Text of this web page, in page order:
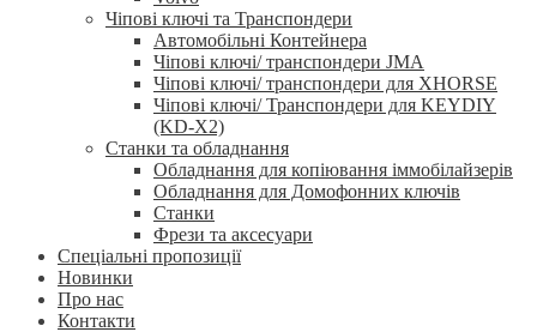
Чіпові ключі та Транспондери
Автомобільні Контейнера
Чіпові ключі/ транспондери JMA
Чіпові ключі/ транспондери для XHORSE
Чіпові ключі/ Транспондери для KEYDIY
(KD-X2)
Станки та обладнання
Обладнання для копіювання іммобілайзерів
Обладнання для Домофонних ключів
Станки
Фрези та аксесуари
Спеціальні пропозиції
Новинки
Про нас
Контакти